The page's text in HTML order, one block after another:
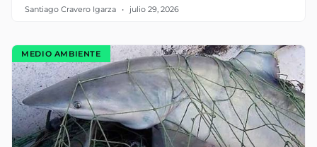
Santiago Cravero Igarza julio 29, 2026
MEDIO AMBIENTE